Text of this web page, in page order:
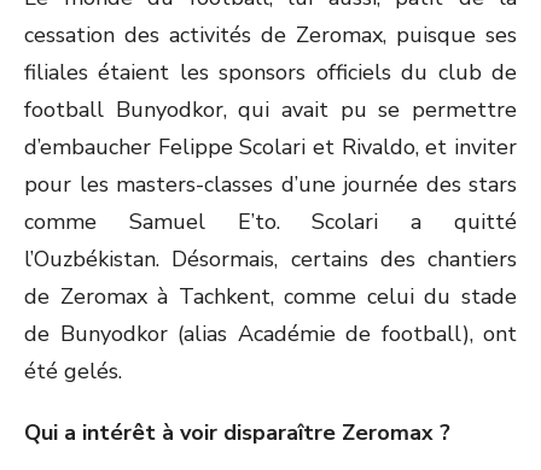
cessation des activités de Zeromax, puisque ses
filiales étaient les sponsors officiels du club de
football Bunyodkor, qui avait pu se permettre
d’embaucher Felippe Scolari et Rivaldo, et inviter
pour les masters-classes d’une journée des stars
comme Samuel E’to. Scolari a quitté
l’Ouzbékistan. Désormais, certains des chantiers
de Zeromax à Tachkent, comme celui du stade
de Bunyodkor (alias Académie de football), ont
été gelés.
Qui a intérêt à voir disparaître Zeromax ?